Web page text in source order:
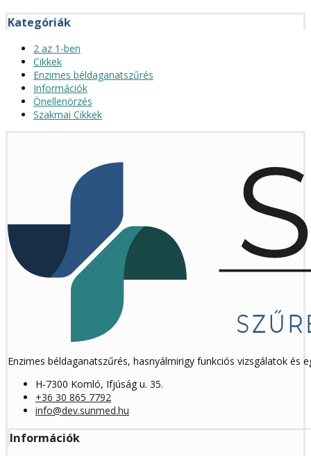
Kategóriák
2 az 1-ben
Cikkek
Enzimes béldaganatszűrés
Információk
Önellenörzés
Szakmai Cikkek
Enzimes béldaganatszűrés, hasnyálmirigy funkciós vizsgálatok és
H-7300 Komló, Ifjúság u. 35.
+36 30 865 7792
info@dev.sunmed.hu
Információk